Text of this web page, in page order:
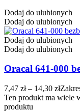
Dodaj do ulubionych
Dodaj do ulubionych
Dodaj do ulubionych
Dodaj do ulubionych
Oracal 641-000
7,47 zł – 14,30 zł
Ten produkt ma wiele
produktu